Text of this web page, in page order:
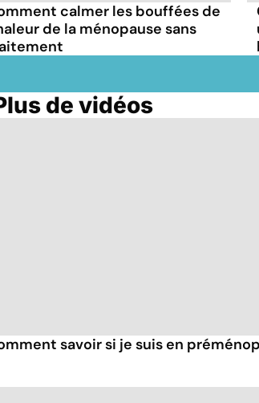
calmer les bouffées de
de la ménopause sans
de vidéos
savoir si je suis en